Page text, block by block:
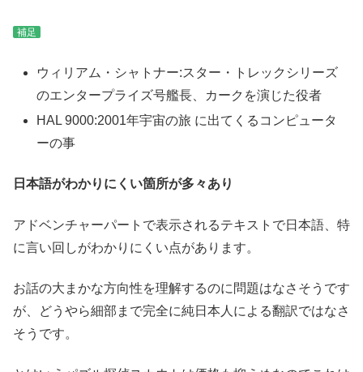
補足
ウィリアム・シャトナー:スター・トレックシリーズ
のエンタープライズ号艦長、カークを演じた役者
HAL 9000:2001年宇宙の旅 に出てくるコンピュータ
ーの事
日本語がわかりにくい箇所が多々あり
アドベンチャーパートで表示されるテキストで日本語、特
に言い回しがわかりにくい点があります。
お話の大まかな方向性を理解するのに問題はなさそうです
が、どうやら細部まで完全に純日本人による翻訳ではなさ
そうです。